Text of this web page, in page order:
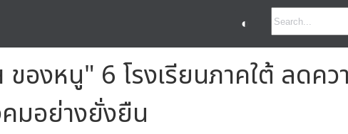
◐
งหนู" 6 โรงเรียนภาคใต้ ลดคว
คมอย่างยั่งยืน